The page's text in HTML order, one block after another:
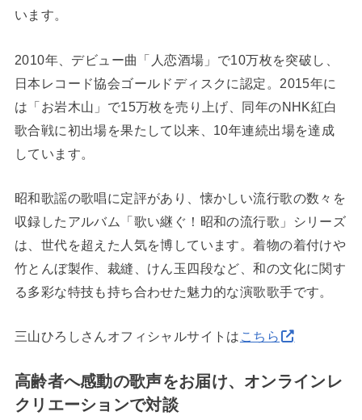
います。
2010年、デビュー曲「人恋酒場」で10万枚を突破し、
日本レコード協会ゴールドディスクに認定。2015年に
は「お岩木山」で15万枚を売り上げ、同年のNHK紅白
歌合戦に初出場を果たして以来、10年連続出場を達成
しています。
昭和歌謡の歌唱に定評があり、懐かしい流行歌の数々を
収録したアルバム「歌い継ぐ！昭和の流行歌」シリーズ
は、世代を超えた人気を博しています。着物の着付けや
竹とんぼ製作、裁縫、けん玉四段など、和の文化に関す
る多彩な特技も持ち合わせた魅力的な演歌歌手です。
三山ひろしさんオフィシャルサイトは こちら
高齢者へ感動の歌声をお届け、オンラインレ
クリエーションで対談